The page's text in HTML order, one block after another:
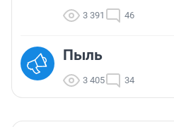
3 391 46
Пыль
3 405 34